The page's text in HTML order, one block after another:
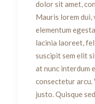
dolor sit amet,
Mauris lorem dui,
elementum
lacinia laoreet,
suscipit sem elit
at nunc interdum
consectetur arcu.
justo. Quisque